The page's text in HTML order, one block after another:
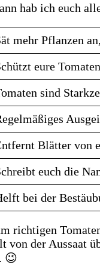
hab ich euch
mehr Pflanzen
eure
sind
Blätter von
euch die
bei der
richtigen
von der Aussaat
😉